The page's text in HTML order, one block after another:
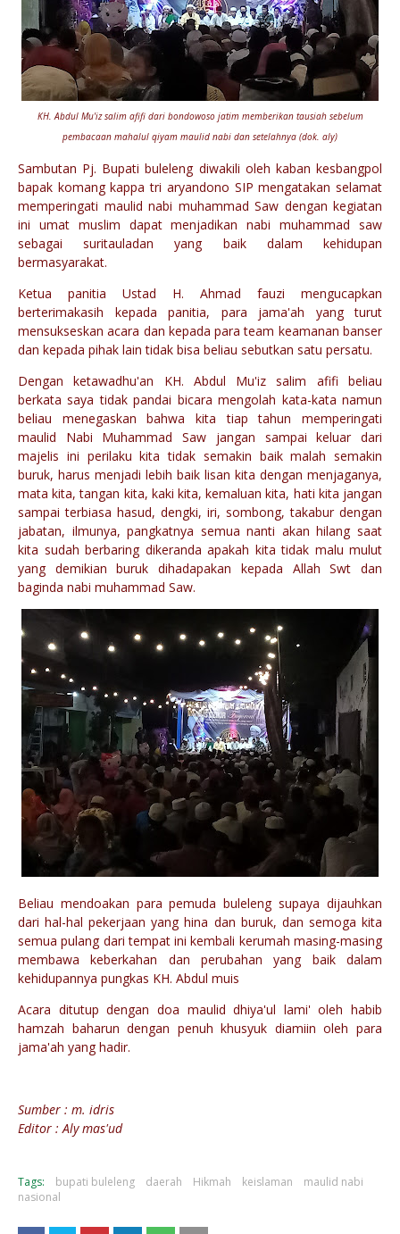
KH. Abdul Mu'iz salim afifi dari bondowoso jatim memberikan tausiah sebelum
pembacaan mahalul qiyam maulid nabi dan setelahnya (dok. aly)
Sambutan Pj. Bupati buleleng diwakili oleh kaban kesbangpol
bapak komang kappa tri aryandono SIP mengatakan selamat
memperingati maulid nabi muhammad Saw dengan kegiatan
ini umat muslim dapat menjadikan nabi muhammad saw
sebagai suritauladan yang baik dalam kehidupan
bermasyarakat.
Ketua panitia Ustad H. Ahmad fauzi mengucapkan
berterimakasih kepada panitia, para jama'ah yang turut
mensukseskan acara dan kepada para team keamanan banser
dan kepada pihak lain tidak bisa beliau sebutkan satu persatu.
Dengan ketawadhu'an KH. Abdul Mu'iz salim afifi beliau
berkata saya tidak pandai bicara mengolah kata-kata namun
beliau menegaskan bahwa kita tiap tahun memperingati
maulid Nabi Muhammad Saw jangan sampai keluar dari
majelis ini perilaku kita tidak semakin baik malah semakin
buruk, harus menjadi lebih baik lisan kita dengan menjaganya,
mata kita, tangan kita, kaki kita, kemaluan kita, hati kita jangan
sampai terbiasa hasud, dengki, iri, sombong, takabur dengan
jabatan, ilmunya, pangkatnya semua nanti akan hilang saat
kita sudah berbaring dikeranda apakah kita tidak malu mulut
yang demikian buruk dihadapakan kepada Allah Swt dan
baginda nabi muhammad Saw.
Beliau mendoakan para pemuda buleleng supaya dijauhkan
dari hal-hal pekerjaan yang hina dan buruk, dan semoga kita
semua pulang dari tempat ini kembali kerumah masing-masing
membawa keberkahan dan perubahan yang baik dalam
kehidupannya pungkas KH. Abdul muis
Acara ditutup dengan doa maulid dhiya'ul lami' oleh habib
hamzah baharun dengan penuh khusyuk diamiin oleh para
jama'ah yang hadir.
Sumber : m. idris
Editor :Aly mas'ud
Tags: bupati buleleng daerah Hikmah keislaman
maulid nabi
nasional